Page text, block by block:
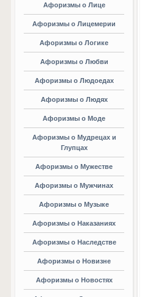
Афоризмы о Лице
Афоризмы о Лицемерии
Афоризмы о Логике
Афоризмы о Любви
Афоризмы о Людоедах
Афоризмы о Людях
Афоризмы о Моде
Афоризмы о Мудрецах и
Глупцах
Афоризмы о Мужестве
Афоризмы о Мужчинах
Афоризмы о Музыке
Афоризмы о Наказаниях
Афоризмы о Наследстве
Афоризмы о Новизне
Афоризмы о Новостях